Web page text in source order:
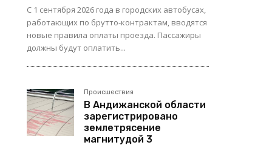
С 1 сентября 2026 года в городских автобусах,
работающих по брутто-контрактам, вводятся
новые правила оплаты проезда. Пассажиры
должны будут оплатить...
Происшествия
В Андижанской области
зарегистрировано
землетрясение
магнитудой 3